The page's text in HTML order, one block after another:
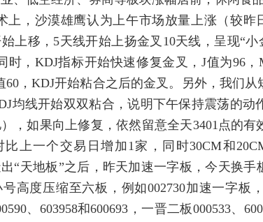
漠雄鹰认为上午市场放量上涨（较昨日
上移，5天线开始上扬金叉10天线，呈现“
时，KDJ指标开始快速修复金叉，J值为96
60，KDJ开始粘合之后的金叉。另外，我们
均线开始双双粘合，说明下午保持震荡的
），如果向上修复，依然留意全天3401点的
比上一个交易日增加1家，同时30CM和
出“天地板”之后，昨天加速一字板，今天换
高度压缩至六板，例如002730加速一字板
、603958和600693，一晋二板000533、